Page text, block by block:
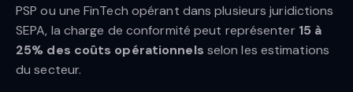
PSP ou une FinTech opérant dans plusieurs juridictions
SEPA, la charge de conformité peut représenter 15 à
25% des coûts opérationnels selon les estimations
du secteur.